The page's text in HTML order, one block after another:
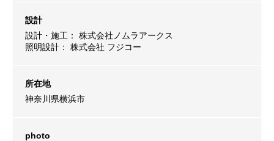
設計
設計・施工： 株式会社ノムラアークス
照明設計： 株式会社 フジコー
所在地
神奈川県横浜市
photo